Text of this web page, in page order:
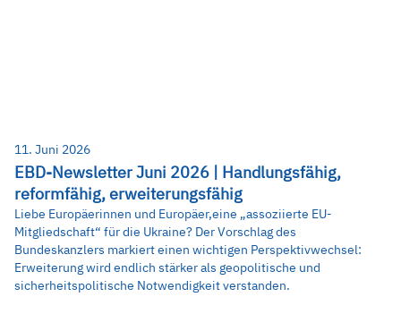
11. Juni 2026
EBD-Newsletter Juni 2026 | Handlungsfähig,
reformfähig, erweiterungsfähig
Liebe Europäerinnen und Europäer,eine „assoziierte EU-
Mitgliedschaft“ für die Ukraine? Der Vorschlag des
Bundeskanzlers markiert einen wichtigen Perspektivwechsel:
Erweiterung wird endlich stärker als geopolitische und
sicherheitspolitische Notwendigkeit verstanden.